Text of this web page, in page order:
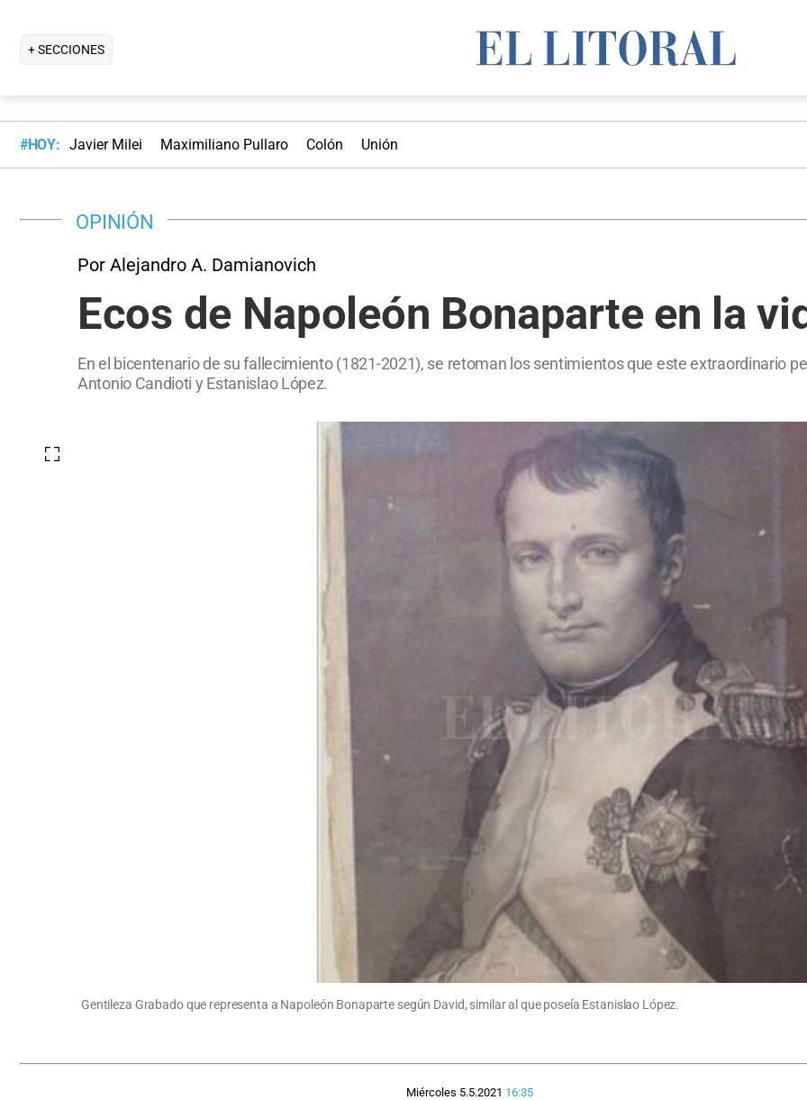
+ SECCIONES
#HOY: Javier Milei Maximiliano Pullaro Colón Unión
OPINIÓN
Por Alejandro A. Damianovich
Ecos de Napoleón Bonaparte en la
En el bicentenario de su fallecimiento (1821-2021), se retoman los sentimientos que este extraordinario
Antonio Candioti y Estanislao López.
Gentileza Grabado que representa a Napoleón Bonaparte según David, similar al que poseía Estanislao López.
Miércoles 5.5.2021 16:35